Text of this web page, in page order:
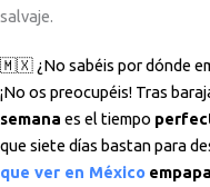
salvaje.
🇲🇽 ¿No sabéis por dónde
¡No os preocupéis! Tras
semana es el tiempo
que siete días bastan para
que ver en México